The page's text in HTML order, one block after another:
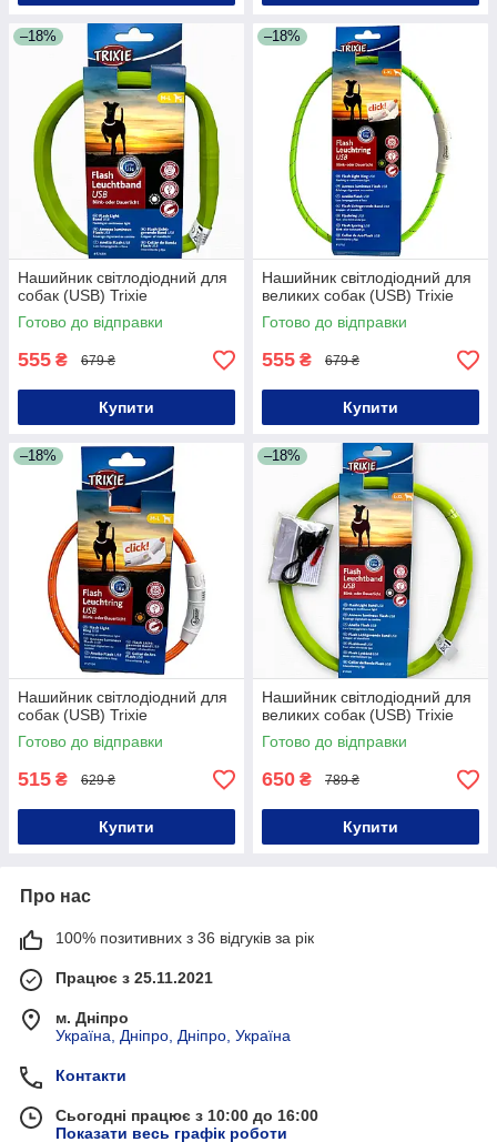
–18%
Нашийник світлодіодний для
собак (USB) Trixie
Готово до відправки
555 ₴ 679 ₴
Купити
–18%
Нашийник світлодіодний для
великих собак (USB) Trixie
Готово до відправки
555 ₴ 679 ₴
Купити
–18%
Нашийник світлодіодний для
собак (USB) Trixie
Готово до відправки
515 ₴ 629 ₴
Купити
–18%
Нашийник світлодіодний для
великих собак (USB) Trixie
Готово до відправки
650 ₴ 789 ₴
Купити
Про нас
100% позитивних з 36 відгуків за рік
Працює з 25.11.2021
м. Дніпро
Україна, Дніпро, Дніпро, Україна
Контакти
Сьогодні працює з 10:00 до 16:00
Показати весь графік роботи